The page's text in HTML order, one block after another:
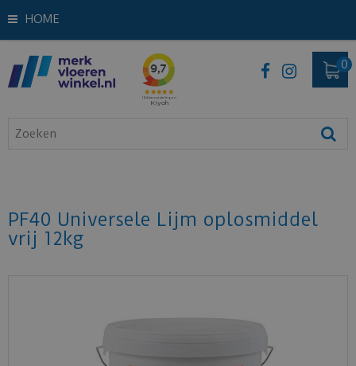
HOME
PF40 Universele Lijm oplosmiddel
vrij 12kg